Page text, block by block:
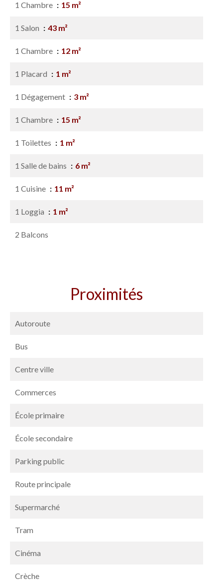
1 Chambre 15 m²
1 Salon 43 m²
1 Chambre 12 m²
1 Placard 1 m²
1 Dégagement 3 m²
1 Chambre 15 m²
1 Toilettes 1 m²
1 Salle de bains 6 m²
1 Cuisine 11 m²
1 Loggia 1 m²
2 Balcons
Proximités
Autoroute
Bus
Centre ville
Commerces
École primaire
École secondaire
Parking public
Route principale
Supermarché
Tram
Cinéma
Crèche